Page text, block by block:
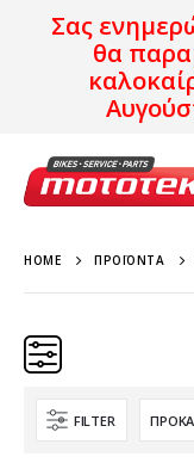
Σας
θα
HOME ΠΡΟΪΌΝΤΑ
Κατηγορίες
FILTER